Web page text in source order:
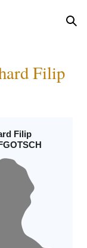
Filip
Filip